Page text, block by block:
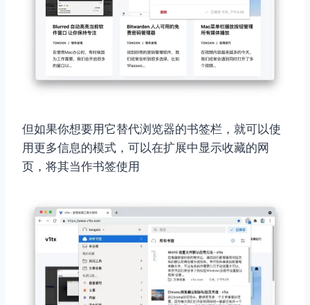
但如果你想要用它替代浏览器的书签栏，就可以使
用更多信息的模式，可以在扩展中显示收藏的网
页，将其当作书签使用